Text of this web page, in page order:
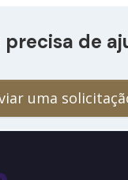
de
uma